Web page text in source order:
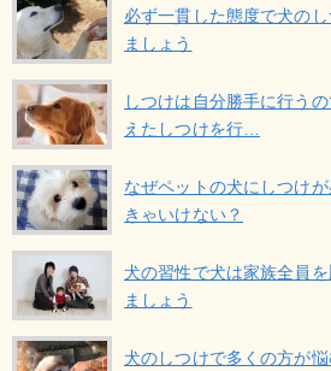
必ず一貫した態度で犬の
ましょう
しつけは自分勝手に行う
えたしつけを行…
なぜペットの犬にしつけ
きゃいけない？
犬の習性で犬は家族全員
ましょう
犬のしつけで多くの方が